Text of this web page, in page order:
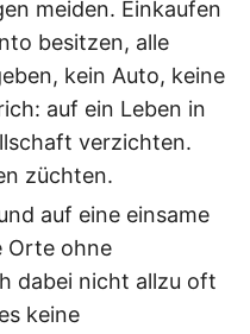
meiden. Einkaufen
besitzen, alle
kein Auto, keine
auf ein Leben in
verzichten.
züchten.
auf eine einsame
Orte ohne
dabei nicht allzu oft
keine